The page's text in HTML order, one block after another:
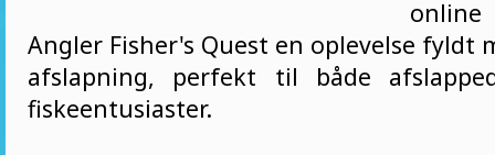
Angler Fisher's Quest en oplevelse fyldt
afslapning, perfekt til både
fiskeentusiaster.